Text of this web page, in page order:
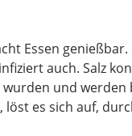
Essen
auch. Salz
und werden
es sich auf,